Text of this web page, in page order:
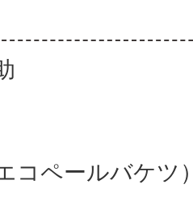
コペールバケツ